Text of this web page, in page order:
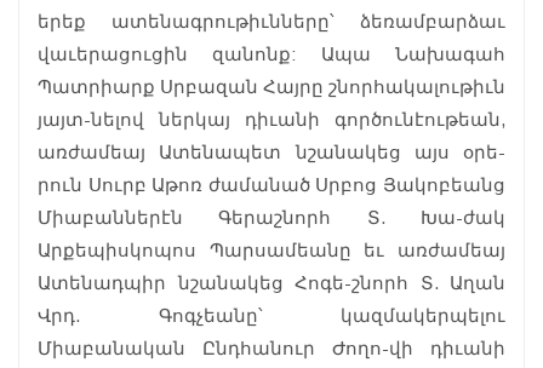
երեք ատենագրութիւնները՝ ձեռամբարձաւ
վաւերացուցին զանոնք: Ապա Նախագահ
Պատրիարք Սրբազան Հայրը շնորհակալութիւն
յայտ-նելով ներկայ դիւանի գործունէութեան,
առժամեայ Ատենապետ նշանակեց այս օրե-
րուն Սուրբ Աթոռ ժամանած Սրբոց Յակոբեանց
Միաբաններէն Գերաշնորհ Տ. Խա-ժակ
Արքեպիսկոպոս Պարսամեանը եւ առժամեայ
Ատենադպիր նշանակեց Հոգե-շնորհ Տ. Աղան
Վրդ. Գոգչեանը՝ կազմակերպելու
Միաբանական Ընդհանուր Ժողո-վի դիւանի